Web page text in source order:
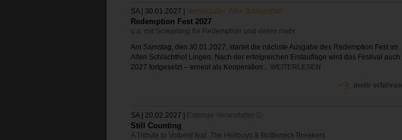
SA | 30.01.2027 |Veranstalter: Alter Schlachthof
Redemption Fest 2027
u.a. mit Screaming for Redemption und vielen mehr
Am Samstag, den 30.01.2027, startet die nächste Ausgabe des Redemption Fest im
Alten Schlachthof Lingen. Nach der erfolgreichen Erstauflage wird das Festival auch
2027 fortgesetzt – erneut als Kooperation... WEITERLESEN
mehr erfahren
SA | 20.02.2027 | Externer Veranstalter ⓘ
Still Counting
A Tribute to Volbeat feat. The Hellboys & Bottleneck Breakers